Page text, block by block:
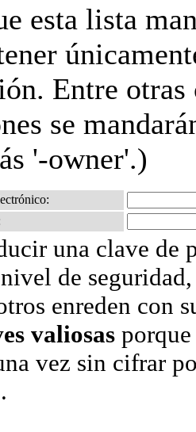
esta lista
Entre otras
se
'-owner'.)
una clave de
de
enreden con
valiosas
vez sin cifrar